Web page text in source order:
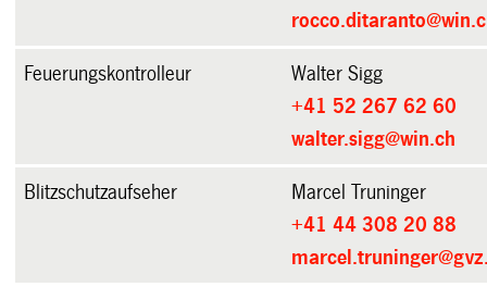
Feuerungskontrolleur
Walter Sigg
+41 52 267 62 60
walter.sigg@win.ch
Blitzschutzaufseher
Marcel Truninger
+41 44 308 20 88